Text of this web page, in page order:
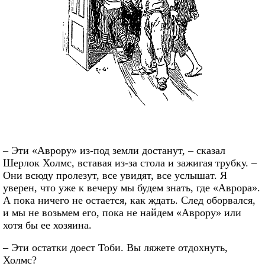
– Эти «Аврору» из-под земли достанут, – сказал
Шерлок Холмс, вставая из-за стола и зажигая трубку. –
Они всюду пролезут, все увидят, все услышат. Я
уверен, что уже к вечеру мы будем знать, где «Аврора».
А пока ничего не остается, как ждать. След оборвался,
и мы не возьмем его, пока не найдем «Аврору» или
хотя бы ее хозяина.
– Эти остатки доест Тоби. Вы ляжете отдохнуть,
Холмс?